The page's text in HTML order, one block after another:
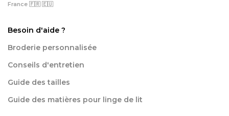
France 🇫🇷 🇪🇺
Besoin d'aide ?
Broderie personnalisée
Conseils d'entretien
Guide des tailles
Guide des matières pour linge de lit